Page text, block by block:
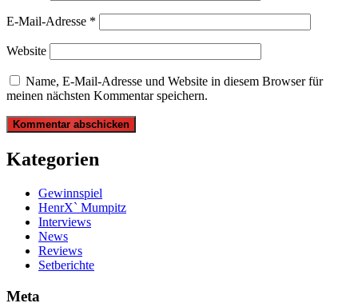
E-Mail-Adresse *
Website
Name, E-Mail-Adresse und Website in diesem Browser für
meinen nächsten Kommentar speichern.
Kategorien
Gewinnspiel
HenrX` Mumpitz
Interviews
News
Reviews
Setberichte
Meta